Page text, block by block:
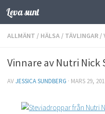
Hoppa till innehåll
Leva sunt
ALLMÄNT / HÄLSA / TÄVLINGAR /
Vinnare av Nutri Nick
AVJESSICA SUNDBERG · MARS 29,